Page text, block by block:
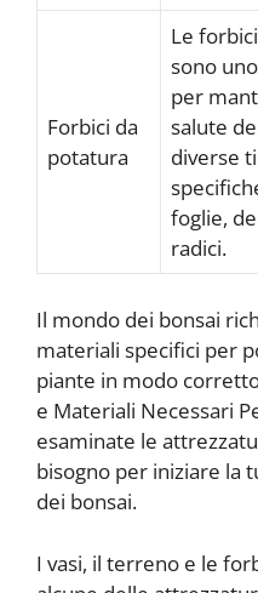
Forbici da
potatura
Le
sono
per
salute
diverse
foglie,
radici.
Il mondo dei bonsai
materiali specifici per
piante in modo
e Materiali Necessari
esaminate le
bisogno per iniziare la
dei bonsai.
I vasi, il terreno e le